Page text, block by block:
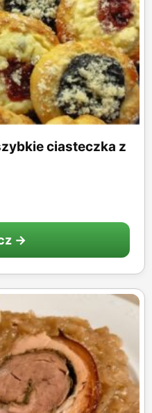
ciasteczka z
→